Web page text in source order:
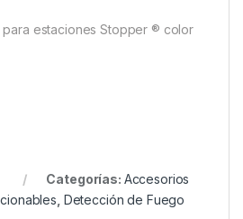
estaciones Stopper ® color
Categorías: Accesorios
Detección de Fuego